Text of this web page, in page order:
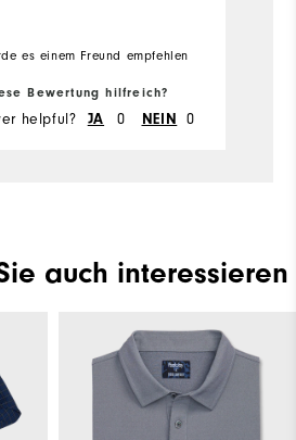
es einem Freund empfehlen
Bewertung hilfreich?
helpful? JA 0 NEIN 0
auch interessieren